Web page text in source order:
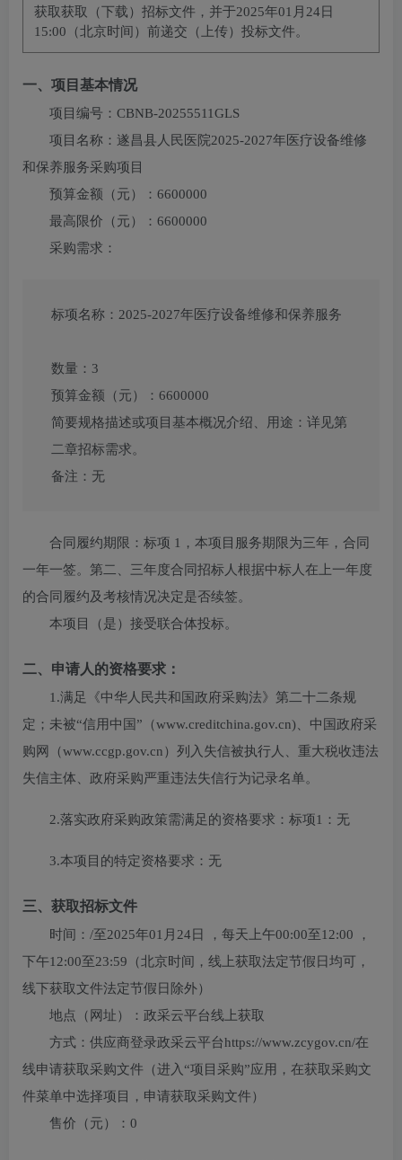
获取获取（下载）招标文件，并于2025年01月24日
15:00 （北京时间）前递交（上传）投标文件。
一、项目基本情况
项目编号： CBNB-20255511GLS
项目名称： 遂昌县人民医院2025-2027年医疗设备维修
和保养服务采购项目
预算金额（元）： 6600000
最高限价（元）： 6600000
采购需求：
标项名称： 2025-2027年医疗设备维修和保养服务
数量： 3
预算金额（元）： 6600000
简要规格描述或项目基本概况介绍、用途： 详见第
二章招标需求。
备注： 无
合同履约期限： 标项 1，本项目服务期限为三年，合同
一年一签。第二、三年度合同招标人根据中标人在上一年度
的合同履约及考核情况决定是否续签。
本项目（是）接受联合体投标。
二、申请人的资格要求：
1.满足《中华人民共和国政府采购法》第二十二条规
定；未被“信用中国”（www.creditchina.gov.cn)、中国政府采
购网（www.ccgp.gov.cn）列入失信被执行人、重大税收违法
失信主体、政府采购严重违法失信行为记录名单。
2.落实政府采购政策需满足的资格要求： 标项1：无
3.本项目的特定资格要求： 无
三、获取招标文件
时间： /至2025年01月24日 ，每天上午00:00至12:00 ，
下午12:00至23:59 （北京时间，线上获取法定节假日均可，
线下获取文件法定节假日除外）
地点（网址）： 政采云平台线上获取
方式： 供应商登录政采云平台https://www.zcygov.cn/在
线申请获取采购文件（进入“项目采购”应用，在获取采购文
件菜单中选择项目，申请获取采购文件）
售价（元）： 0